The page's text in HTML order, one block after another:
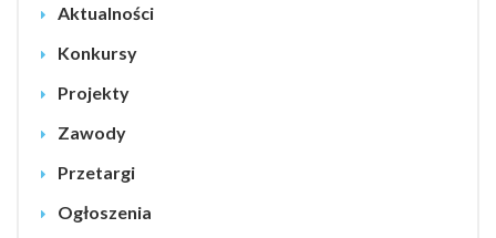
Aktualności
Konkursy
Projekty
Zawody
Przetargi
Ogłoszenia